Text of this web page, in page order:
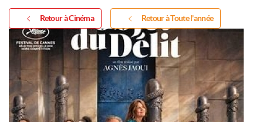
Retour à Cinéma Retour à Toute l'année